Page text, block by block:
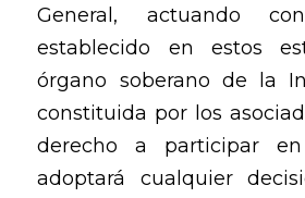
General, actuando
establecido en estos
órgano soberano de la
constituida por los
derecho a participar
adoptará cualquier